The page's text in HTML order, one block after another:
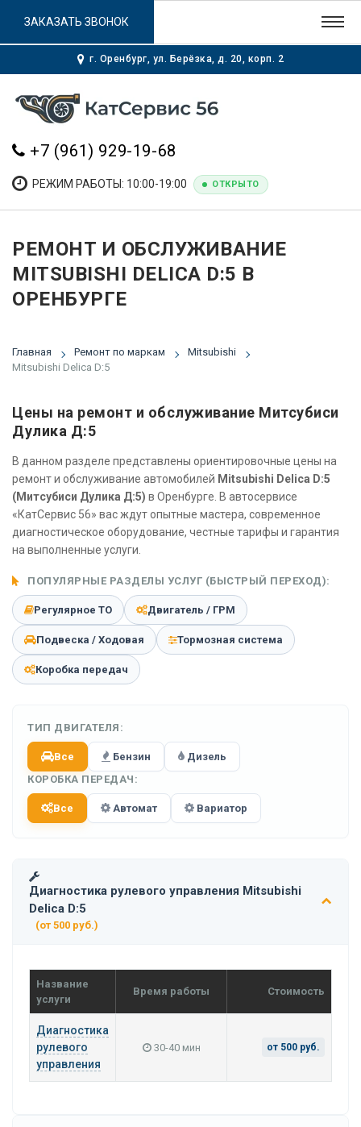
г. Оренбург, ул. Берёзка, д. 20, корп. 2
+7 (961) 929-19-68
РЕЖИМ РАБОТЫ: 10:00-19:00 ОТКРЫТО
ЗАКАЗАТЬ ЗВОНОК
РЕМОНТ И ОБСЛУЖИВАНИЕ
MITSUBISHI DELICA D:5 В
ОРЕНБУРГЕ
Главная Ремонт по маркам
Mitsubishi
Mitsubishi Delica D:5
Цены на ремонт и обслуживание Митсубиси
Дулика Д:5
В данном разделе представлены ориентировочные цены на
ремонт и обслуживание автомобилей Mitsubishi Delica D:5
(Митсубиси Дулика Д:5) в Оренбурге. В автосервисе
«КатСервис 56» вас ждут опытные мастера, современное
диагностическое оборудование, честные тарифы и гарантия
на выполненные услуги.
ПОПУЛЯРНЫЕ РАЗДЕЛЫ УСЛУГ (БЫСТРЫЙ ПЕРЕХОД):
Регулярное ТО Двигатель / ГРМ
Подвеска / Ходовая Тормозная система
Коробка передач
ТИП ДВИГАТЕЛЯ:
Все Бензин
Дизель
КОРОБКА ПЕРЕДАЧ:
Все Автомат Вариатор
Диагностика рулевого управления Mitsubishi
Delica D:5
(от 500 руб.)
Название
услуги
Время работы Стоимость
Диагностика
рулевого
управления
30-40 мин от 500 руб.